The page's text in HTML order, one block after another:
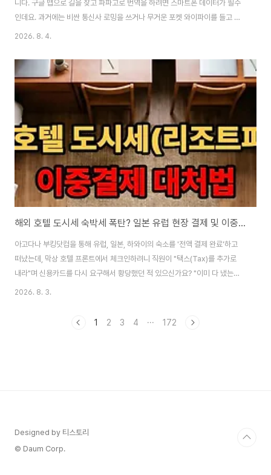
니다. 구글 맵으로 길을 찾고 파파고로 번역을 하려면 스마트폰 데이터가 필수
인데요. 과거에는 비싼 통신사 로밍을 쓰거나 무거운 포켓 와이파이를 들고 다
녔지만, 최근에는 유심(USIM)을 넘어 QR코드 하나로 개통되는 이심(eSIM)
르지 못하거나 설정을 잘못 건드리면, 귀국 후 수십만 원의 데이터 요금 폭탄을
맞을 수 있습니다. 오늘 나에게 딱 맞는 해외 데이터 통신 3가지 방식의 장단점
비교와 요금 폭탄을 완벽하게 막아주는 스마트폰 설정 꿀팁을 총정리해 드립니
다. "> 1. 통신사 로밍 vs 현지 유심 vs 이심(eSIM) 완벽 비교 여행 스타일과..
2026. 8. 4.
해외 호텔 도시세 숙박세 폭탄? 일본 유럽 현장 결제 및 이중결제 취소 팁
아고다나 부킹닷컴을 통해 유럽, 일본, 하와이의 숙소를 '전액 결제 완료'하고
떠났는데, 막상 호텔 프론트에서 체크인하려니 직원이 "택스(Tax)를 추가로
내라"며 신용카드를 다시 요구해서 황당했던 적 있으신가요? "이미 다 냈는데
왜 또 돈을 내라는 거지? 사기 치는 건가?"라며 실랑이를 벌이는 한국인 관광객
2026. 8. 3.
1 2 3 4 ··· 172
Designed by 티스토리
© Daum Corp.